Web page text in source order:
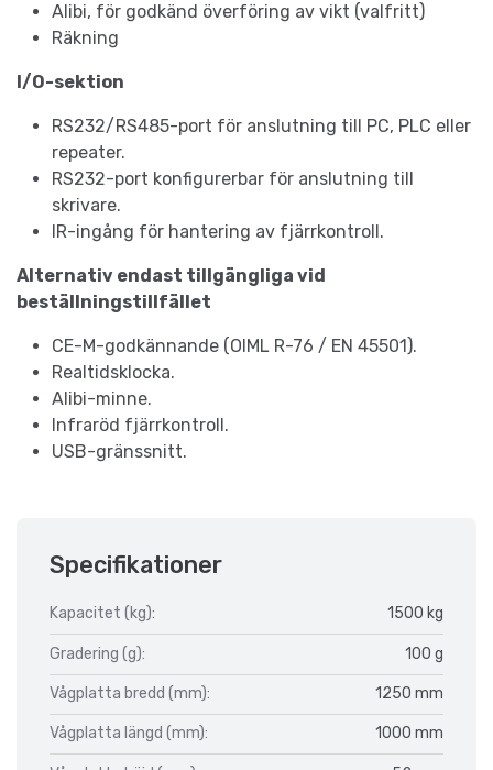
Alibi, för godkänd överföring av vikt (valfritt)
Räkning
I/O-sektion
RS232/RS485-port för anslutning till PC, PLC eller
repeater.
RS232-port konfigurerbar för anslutning till
skrivare.
IR-ingång för hantering av fjärrkontroll.
Alternativ endast tillgängliga vid
beställningstillfället
CE-M-godkännande (OIML R-76 / EN 45501).
Realtidsklocka.
Alibi-minne.
Infraröd fjärrkontroll.
USB-gränssnitt.
Specifikationer
Kapacitet (kg): 1500 kg
Gradering (g): 100 g
Vågplatta bredd (mm): 1250 mm
Vågplatta längd (mm): 1000 mm